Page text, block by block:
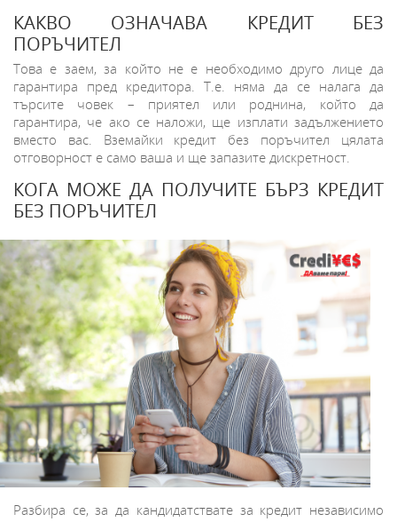
КАКВО ОЗНАЧАВА КРЕДИТ БЕЗ
ПОРЪЧИТЕЛ
Това е заем, за който не е необходимо друго лице да
гарантира пред кредитора. Т.е. няма да се налага да
търсите човек – приятел или роднина, който да
гарантира, че ако се наложи, ще изплати задължението
вместо вас. Вземайки кредит без поръчител цялата
отговорност е само ваша и ще запазите дискретност.
КОГА МОЖЕ ДА ПОЛУЧИТЕ БЪРЗ КРЕДИТ
БЕЗ ПОРЪЧИТЕЛ
Разбира се, за да кандидатствате за кредит независимо